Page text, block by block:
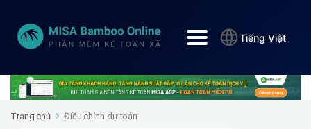
Tiếng Việt
Trang chủ Điều chỉnh dự toán